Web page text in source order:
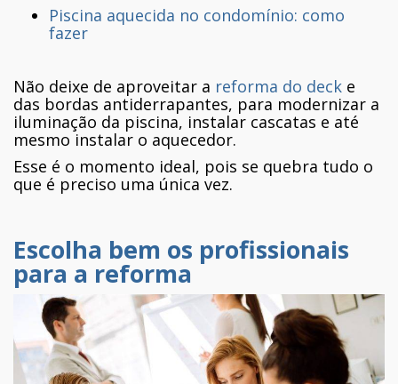
Piscina aquecida no condomínio: como
fazer
Não deixe de aproveitar a reforma do deck e
das bordas antiderrapantes, para modernizar a
iluminação da piscina, instalar cascatas e até
mesmo instalar o aquecedor.
Esse é o momento ideal, pois se quebra tudo o
que é preciso uma única vez.
Escolha bem os profissionais
para a reforma